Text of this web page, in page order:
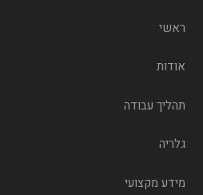
ראשי
אודות
תהליך עבודה
גלריה
מידע מקצועי